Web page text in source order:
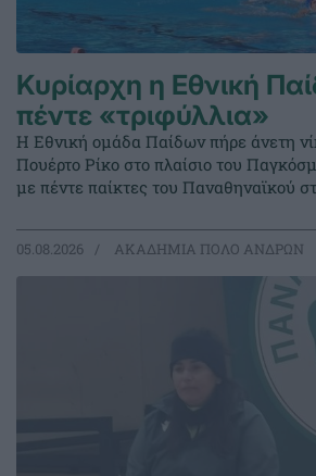
Κυρίαρχη η Εθνική
πέντε «τριφύλλια»
Η Εθνική ομάδα Παίδων πήρε άνετη
Πουέρτο Ρίκο στο πλαίσιο του
με πέντε παίκτες του Παναθηναϊκού
05.08.2026 ΑΚΑΔΗΜΙΑ ΠΟΛΟ ΑΝΔΡΩΝ